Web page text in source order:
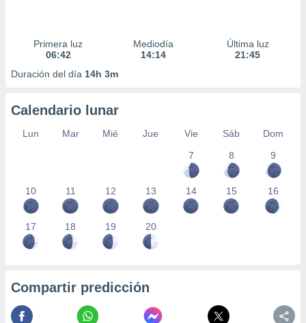
Primera luz
06:42
Mediodía
14:14
Última luz
21:45
Duración del día 14h 3m
Calendario lunar
Lun Mar Mié Jue Vie Sáb
Dom
7
8 9
10 11 12 13 14 15 16
17 18 19 20
Compartir predicción